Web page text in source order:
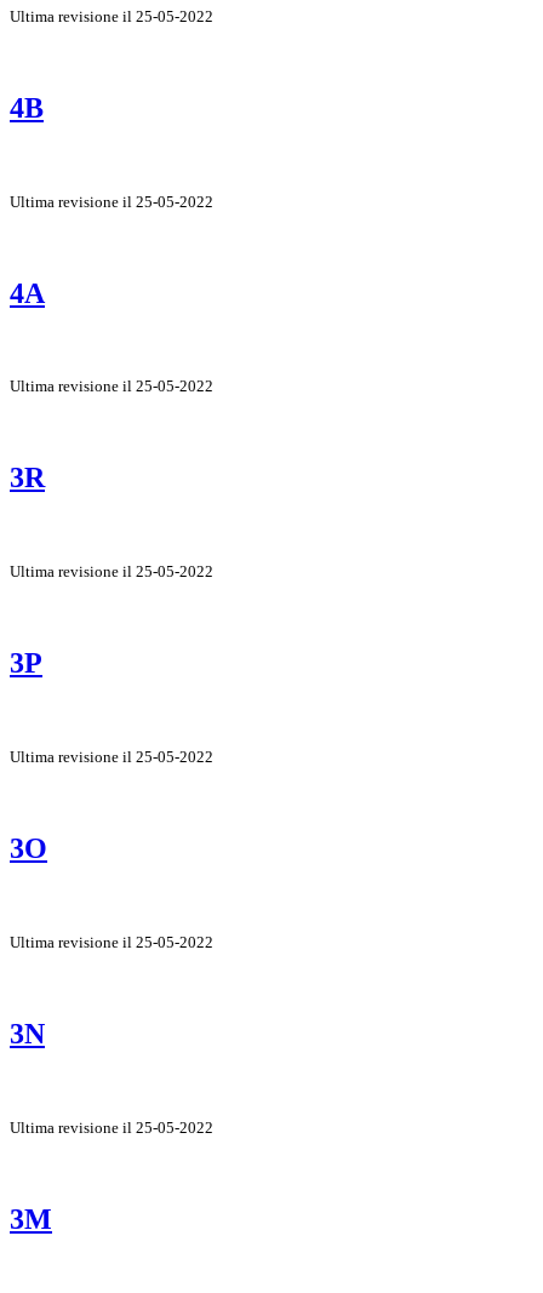
Ultima revisione il 25-05-2022
4B
Ultima revisione il 25-05-2022
4A
Ultima revisione il 25-05-2022
3R
Ultima revisione il 25-05-2022
3P
Ultima revisione il 25-05-2022
3O
Ultima revisione il 25-05-2022
3N
Ultima revisione il 25-05-2022
3M